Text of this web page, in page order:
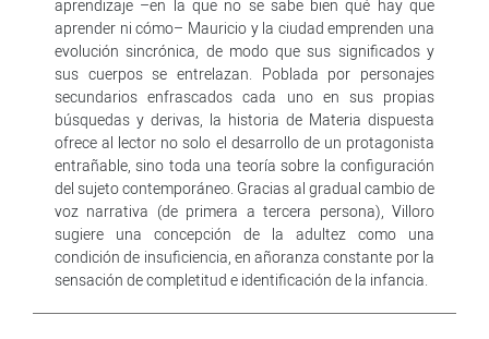
aprendizaje –en la que no se sabe bien qué hay que
aprender ni cómo– Mauricio y la ciudad emprenden una
evolución sincrónica, de modo que sus significados y
sus cuerpos se entrelazan. Poblada por personajes
secundarios enfrascados cada uno en sus propias
búsquedas y derivas, la historia de Materia dispuesta
ofrece al lector no solo el desarrollo de un protagonista
entrañable, sino toda una teoría sobre la configuración
del sujeto contemporáneo. Gracias al gradual cambio de
voz narrativa (de primera a tercera persona), Villoro
sugiere una concepción de la adultez como una
condición de insuficiencia, en añoranza constante por la
sensación de completitud e identificación de la infancia.